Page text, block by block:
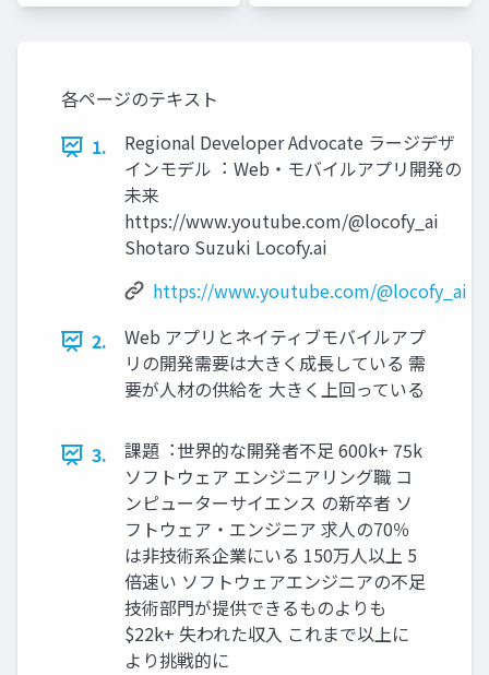
各ページのテキスト
1.
Regional Developer Advocate ラージデザ
インモデル︓ Web・モバイルアプリ開発の
未来
https://www.youtube.com/@locofy_ai
Shotaro Suzuki Locofy.ai
https://www.youtube.com/@locofy_ai
2.
Web アプリとネイティブモバイルアプ
リの開発需要は⼤きく成⻑している 需
要が⼈材の供給を ⼤きく上回っている
3.
課題︓世界的な開発者不⾜ 600k+ 75k
ソフトウェア エンジニアリング職 コ
ンピューターサイエンス の新卒者 ソ
フトウェア・エンジニア 求⼈の70％
は⾮技術系企業にいる 150万⼈以上 5
倍速い ソフトウェアエンジニアの不⾜
技術部⾨が提供できるものよりも
$22k+ 失われた収⼊ これまで以上に
より挑戦的に